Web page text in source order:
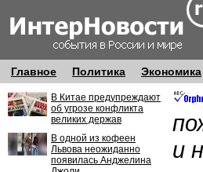
Главное Политика Экономика
В Китае предупреждают
об угрозе конфликта
великих держав
В одной из кофеен
Львова неожиданно
появилась Анджелина
и